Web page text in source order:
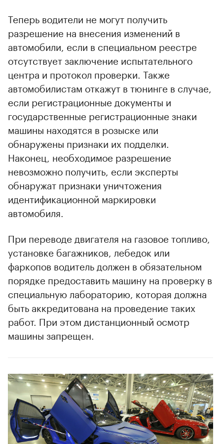
Теперь водители не могут получить
разрешение на внесения изменений в
автомобили, если в специальном реестре
отсутствует заключение испытательного
центра и протокол проверки. Также
автомобилистам откажут в тюнинге в случае,
если регистрационные документы и
государственные регистрационные знаки
машины находятся в розыске или
обнаружены признаки их подделки.
Наконец, необходимое разрешение
невозможно получить, если эксперты
обнаружат признаки уничтожения
идентификационной маркировки
автомобиля.
При переводе двигателя на газовое топливо,
установке багажников, лебедок или
фаркопов водитель должен в обязательном
порядке предоставить машину на проверку в
специальную лабораторию, которая должна
быть аккредитована на проведение таких
работ. При этом дистанционный осмотр
машины запрещен.